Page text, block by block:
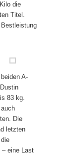
die
Titel.
A-
83 kg.
Die
letzten
– eine Last